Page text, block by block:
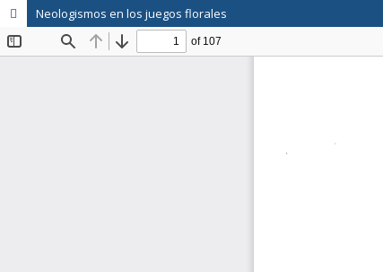
Neologismos en los juegos florales